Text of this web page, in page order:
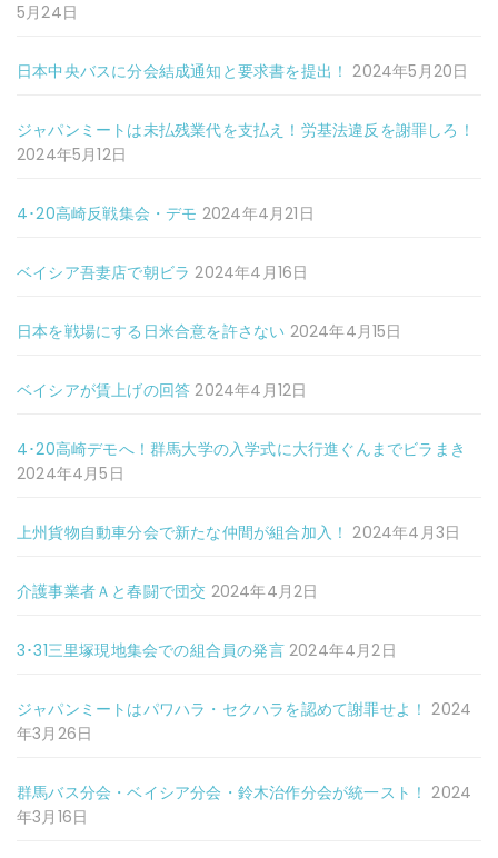
5月24日
日本中央バスに分会結成通知と要求書を提出！ 2024年5月20日
ジャパンミートは未払残業代を支払え！労基法違反を謝罪しろ！
2024年5月12日
4･20高崎反戦集会・デモ 2024年4月21日
ベイシア吾妻店で朝ビラ 2024年4月16日
日本を戦場にする日米合意を許さない 2024年4月15日
ベイシアが賃上げの回答 2024年4月12日
4･20高崎デモへ！群馬大学の入学式に大行進ぐんまでビラまき
2024年4月5日
上州貨物自動車分会で新たな仲間が組合加入！ 2024年4月3日
介護事業者Ａと春闘で団交 2024年4月2日
3･31三里塚現地集会での組合員の発言 2024年4月2日
ジャパンミートはパワハラ・セクハラを認めて謝罪せよ！ 2024
年3月26日
群馬バス分会・ベイシア分会・鈴木治作分会が統一スト！ 2024
年3月16日